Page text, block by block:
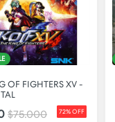
OF FIGHTERS XV -
72% OFF
$75.000